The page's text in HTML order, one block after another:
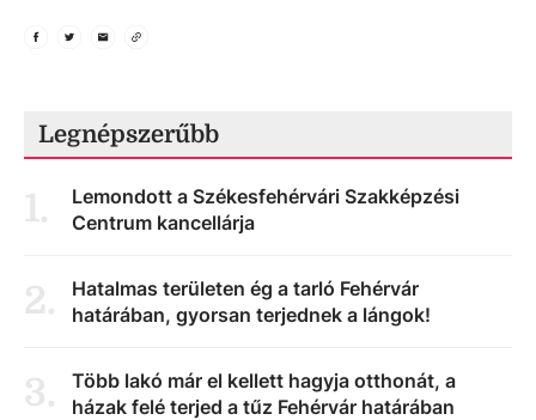
Legnépszerűbb
1.
Lemondott a Székesfehérvári Szakképzési
Centrum kancellárja
2.
Hatalmas területen ég a tarló Fehérvár
határában, gyorsan terjednek a lángok!
3.
Több lakó már el kellett hagyja otthonát, a
házak felé terjed a tűz Fehérvár határában